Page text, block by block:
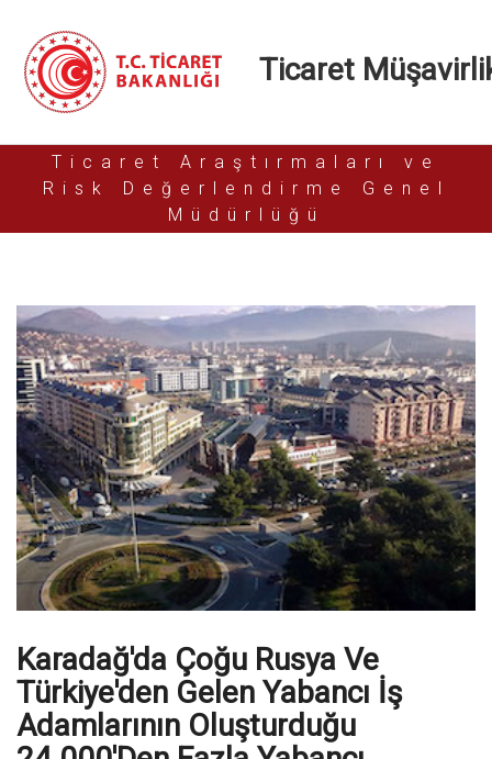
Ticaret
Ticaret Araştırmaları ve
Risk Değerlendirme Genel
Müdürlüğü
Karadağ'da Çoğu Rusya Ve
Türkiye'den Gelen Yabancı İş
Adamlarının Oluşturduğu